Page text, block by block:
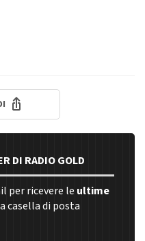
DI RADIO GOLD
per ricevere le ultime
casella di posta